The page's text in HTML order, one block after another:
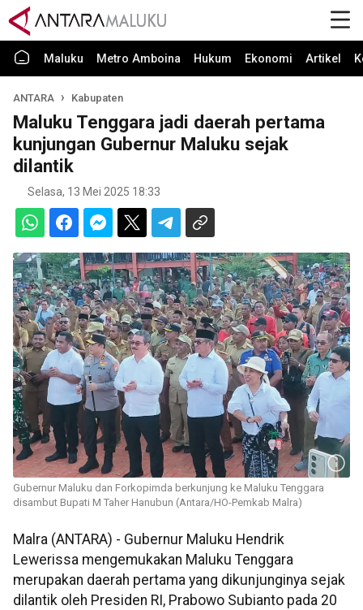
Maluku Metro Amboina Hukum Ekonomi Artikel
ANTARA Kabupaten
Maluku Tenggara jadi daerah pertama
kunjungan Gubernur Maluku sejak
dilantik
Selasa, 13 Mei 2025 18:33
Gubernur Maluku dan Forkopimda berkunjung ke Maluku Tenggara
disambut Bupati M Taher Hanubun (Antara/HO-Pemkab Malra)
Malra (ANTARA) - Gubernur Maluku Hendrik
Lewerissa mengemukakan Maluku Tenggara
merupakan daerah pertama yang dikunjunginya sejak
dilantik oleh Presiden RI, Prabowo Subianto pada 20